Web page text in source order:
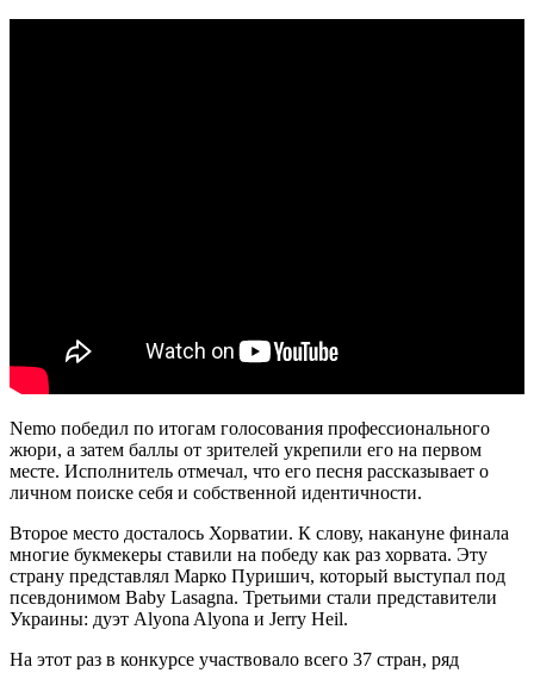
Nemo победил по итогам голосования профессионального
жюри, а затем баллы от зрителей укрепили его на первом
месте. Исполнитель отмечал, что его песня рассказывает о
личном поиске себя и собственной идентичности.
Второе место досталось Хорватии. К слову, накануне финала
многие букмекеры ставили на победу как раз хорвата. Эту
страну представлял Марко Пуришич, который выступал под
псевдонимом Baby Lasagna. Третьими стали представители
Украины: дуэт Alyona Alyona и Jerry Heil.
На этот раз в конкурсе участвовало всего 37 стран, ряд